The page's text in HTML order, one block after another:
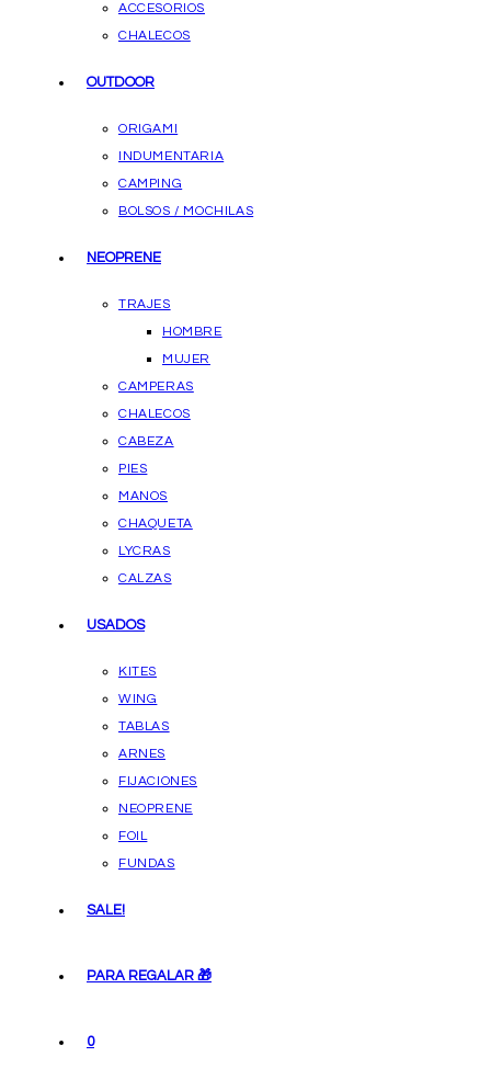
ACCESORIOS
CHALECOS
OUTDOOR
ORIGAMI
INDUMENTARIA
CAMPING
BOLSOS / MOCHILAS
NEOPRENE
TRAJES
HOMBRE
MUJER
CAMPERAS
CHALECOS
CABEZA
PIES
MANOS
CHAQUETA
LYCRAS
CALZAS
USADOS
KITES
WING
TABLAS
ARNES
FIJACIONES
NEOPRENE
FOIL
FUNDAS
SALE!
PARA REGALAR 🎁
0